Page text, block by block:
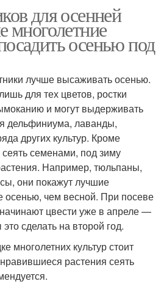
для осенней
многолетние
осенью под
лучше высаживать осенью.
для тех цветов, ростки
и могут выдерживать
дельфиниума, лаванды,
других культур. Кроме
семенами, под зиму
Например, тюльпаны,
они покажут лучшие
осенью, чем весной. При посеве
цвести уже в апреле —
сделать на второй год.
многолетних культур стоит
растения сеять